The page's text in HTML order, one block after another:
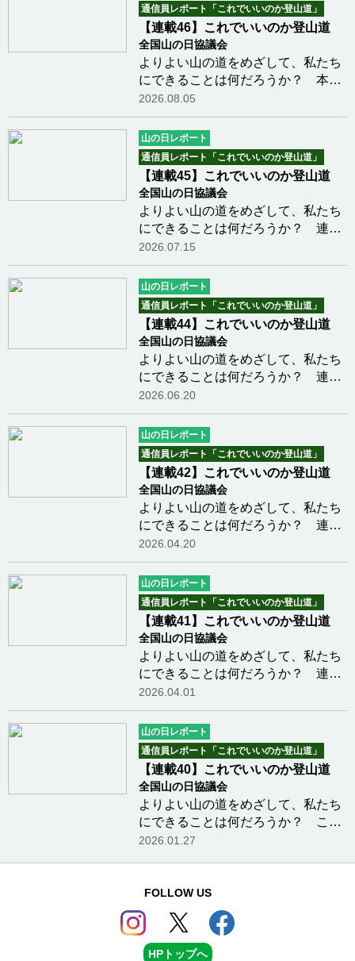
通信員レポート「これでいいのか登山道」
【連載46】これでいいのか登山道
全国山の日協議会
よりよい山の道をめざして、私たち
にできることは何だろうか？ 本連
載も46回目となりました。今回から
日光ネイチャーガイドの宮地信良さ
んに、日光からの報告としてご寄稿
を掲載させていただきます。第1回
は「歩道維持活動…つづきを読む
2026.08.05
山の日レポート
通信員レポート「これでいいのか登山道」
【連載45】これでいいのか登山道
全国山の日協議会
よりよい山の道をめざして、私たち
にできることは何だろうか？ 連載
45回目は、鹿島賢史さんによる、
「利用集中が生む登山道荒廃」の３
回目となります。福島県の安達太良
山の事例をレポートいただいていま
すが、自然環境の…つづきを読む
2026.07.15
山の日レポート
通信員レポート「これでいいのか登山道」
【連載44】これでいいのか登山道
全国山の日協議会
よりよい山の道をめざして、私たち
にできることは何だろうか？ 連載
44回目は、前回に続き鹿島賢史さん
による、「利用集中が生む登山道荒
廃」の２回目となります。福島県の
安達太良山を事例に、前回は登山道
荒廃の実態をレ…つづきを読む
2026.06.20
山の日レポート
通信員レポート「これでいいのか登山道」
【連載42】これでいいのか登山道
全国山の日協議会
よりよい山の道をめざして、私たち
にできることは何だろうか？ 連載
4２回目は、松金ゆうこさんによ
る、「大きく変わった台湾の登山に
学ぶ」の３回目となります。台湾の
登山ガイド制度、山でのサービス提
供業者、レンジャー…つづきを読む
2026.04.20
山の日レポート
通信員レポート「これでいいのか登山道」
【連載41】これでいいのか登山道
全国山の日協議会
よりよい山の道をめざして、私たち
にできることは何だろうか？ 連載
41回目。前回に続き筑波大学大学院
山岳科学学位プログラムに在籍中の
松金ゆうこさんに、台湾における近
年の登山ブームについてご寄稿いた
だきました。今…つづきを読む
2026.04.01
山の日レポート
通信員レポート「これでいいのか登山道」
【連載40】これでいいのか登山道
全国山の日協議会
よりよい山の道をめざして、私たち
にできることは何だろうか？ この
連載も40回目となりました。今回は
台湾における近年の登山ブームにつ
いてご寄稿いた…つづきを読む
2026.01.27
FOLLOW US
HPトップへ